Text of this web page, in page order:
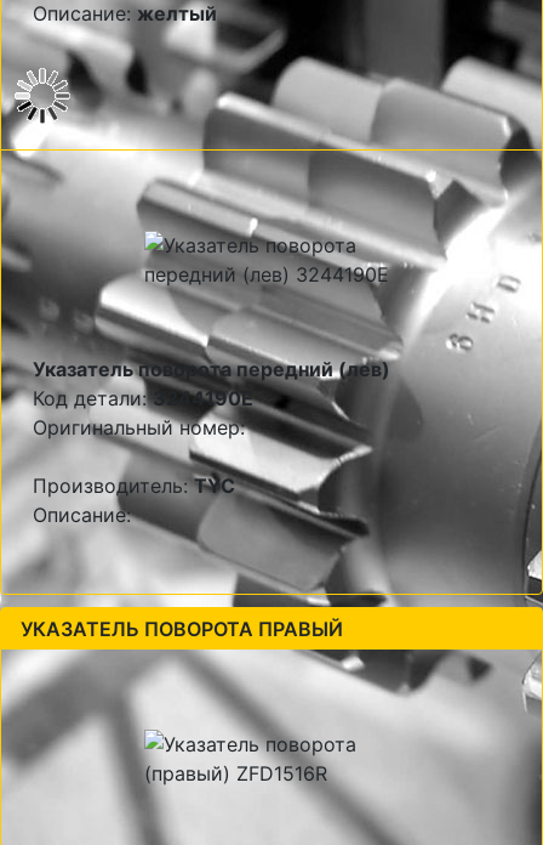
Описание:желтый
Указатель поворота передний (лев)
Код детали:3244190E
Оригинальный номер:
Производитель:TYC
Описание:
УКАЗАТЕЛЬ ПОВОРОТА ПРАВЫЙ